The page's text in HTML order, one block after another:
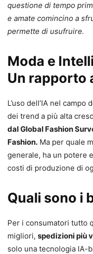
questione di tempo
e amate comincino a
permette di usufruire.
Moda e
Un rapporto
L’uso dell’IA nel
dei trend a più alta
dal Global Fashion
Fashion. Ma per quale
generale, ha un potere
costi di produzione di
Quali sono i
Per i consumatori tutto
migliori, spedizioni più
solo una tecnologia IA-